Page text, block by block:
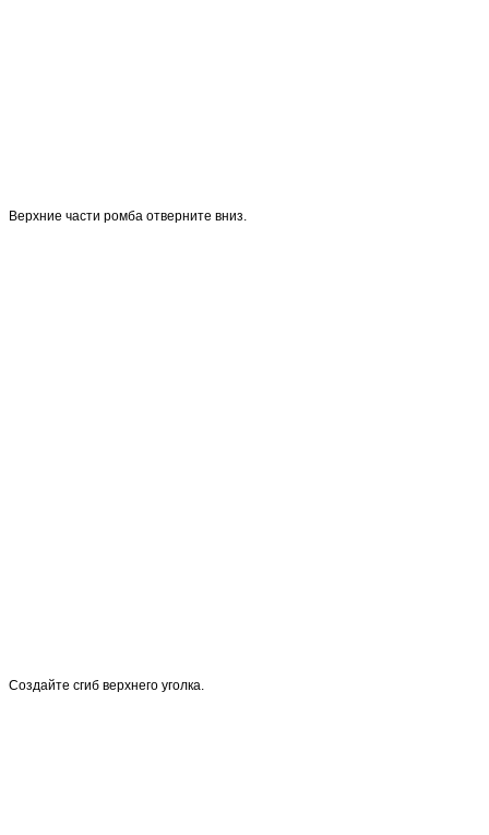
Верхние части ромба отверните вниз.
Создайте сгиб верхнего уголка.